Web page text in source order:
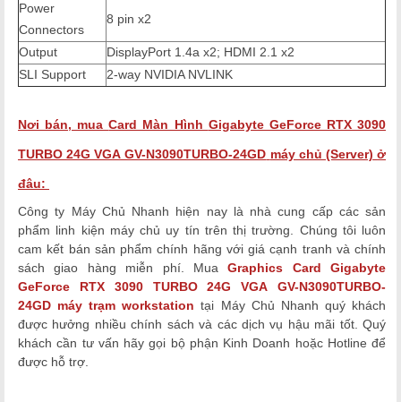
Power
Connectors
8‎ pin x2
Output
DisplayPort 1.4a x2; HDMI 2.1 x2
SLI Support
2‎‎-way NVIDIA NVLINK
Nơi bán, muaCard Màn Hình Gigabyte GeForce RTX 3090
TURBO 24G VGA GV-N3090TURBO-24GD máy chủ (Server) ở
đâu:
Công ty Máy Chủ Nhanh hiện nay là nhà cung cấp các sản
phẩm linh kiện máy chủ uy tín trên thị trường. Chúng tôi luôn
cam kết bán sản phẩm chính hãng với giá cạnh tranh và chính
sách giao hàng miễn phí. MuaGraphics Card Gigabyte
GeForce RTX 3090 TURBO 24G VGA GV-N3090TURBO-
24GD máy trạm workstation tại Máy Chủ Nhanh quý khách
được hưởng nhiều chính sách và các dịch vụ hậu mãi tốt. Quý
khách cần tư vấn hãy gọi bộ phận Kinh Doanh hoặc Hotline để
được hỗ trợ.